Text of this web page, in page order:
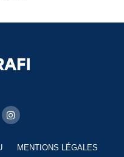
MENTIONS LÉGALES